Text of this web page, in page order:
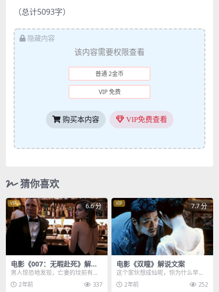
（总计5093字）
隐藏内容
该内容需要权限查看
普通 2金币
VIP 免费
购买本内容 VIP免费查看
猜你喜欢
VIP 6.6 分
电影《007：无暇赴死》解说
文案
男人惊恐地发现，亡妻的坟前有一
张神秘的卡片，还未等他搞明白情
况，一声巨响，就直接...
2年前 337
VIP 7.7 分
电影《双瞳》解说文案
这个家伙想成仙呢，你为什么早不
给我看这个，成仙，台湾省的出租
屋里，发生了一起诡异...
2年前 252